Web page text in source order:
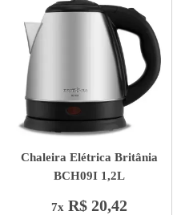
Chaleira Elétrica Britânia
BCH09I 1,2L
7x R$ 20,42